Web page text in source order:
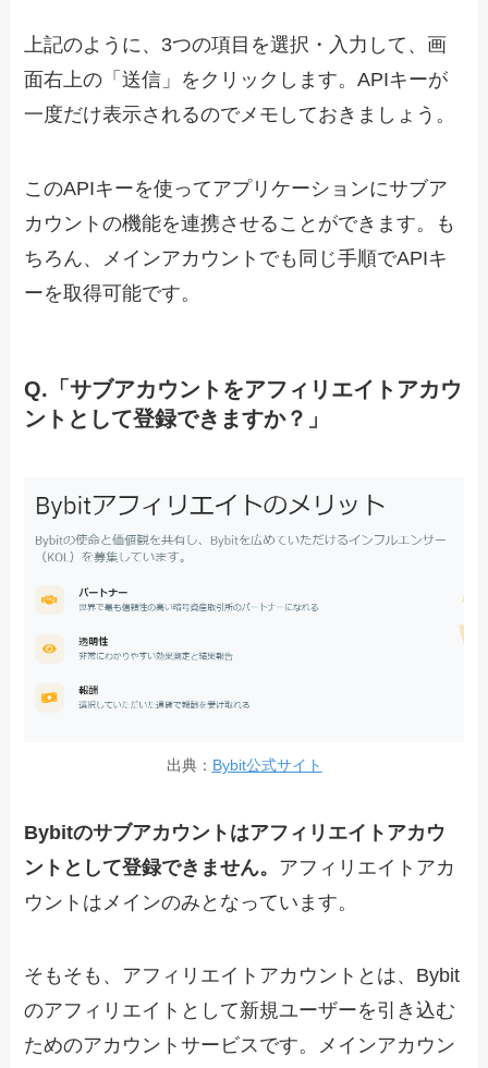
上記のように、3つの項目を選択・入力して、画
面右上の「送信」をクリックします。APIキーが
一度だけ表示されるのでメモしておきましょう。
このAPIキーを使ってアプリケーションにサブア
カウントの機能を連携させることができます。も
ちろん、メインアカウントでも同じ手順でAPIキ
ーを取得可能です。
Q.「サブアカウントをアフィリエイトアカウ
ントとして登録できますか？」
出典： Bybit公式サイト
Bybitのサブアカウントはアフィリエイトアカウ
ントとして登録できません。 アフィリエイトアカ
ウントはメインのみとなっています。
そもそも、アフィリエイトアカウントとは、Bybit
のアフィリエイトとして新規ユーザーを引き込む
ためのアカウントサービスです。メインアカウン